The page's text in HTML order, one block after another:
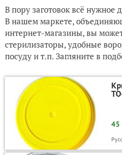
В пору заготовок всё нужное
В нашем маркете,
интернет-магазины, вы
стерилизаторы, удобные
посуду и т.п. Загляните в
45